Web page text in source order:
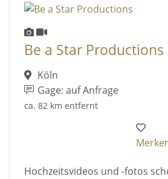
Be a Star Productions
Köln
Gage: auf Anfrage
ca. 82 km entfernt
Hochzeitsvideos und -fotos